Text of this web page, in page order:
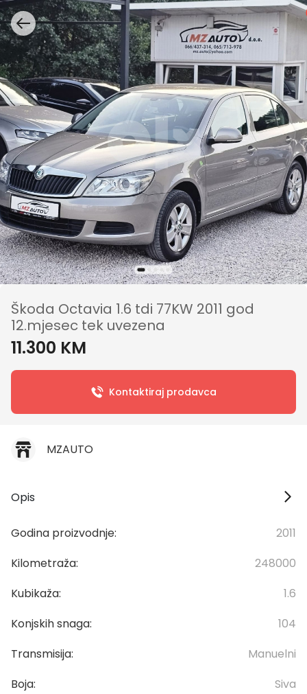
Škoda Octavia 1.6 tdi 77KW 2011 god
12.mjesec tek uvezena
11.300 KM
Kontaktiraj prodavca
MZAUTO
Opis
Godina proizvodnje:
2011
Kilometraža:
248000
Kubikaža:
1.6
Konjskih snaga:
104
Transmisija:
Manuelni
Boja:
Siva